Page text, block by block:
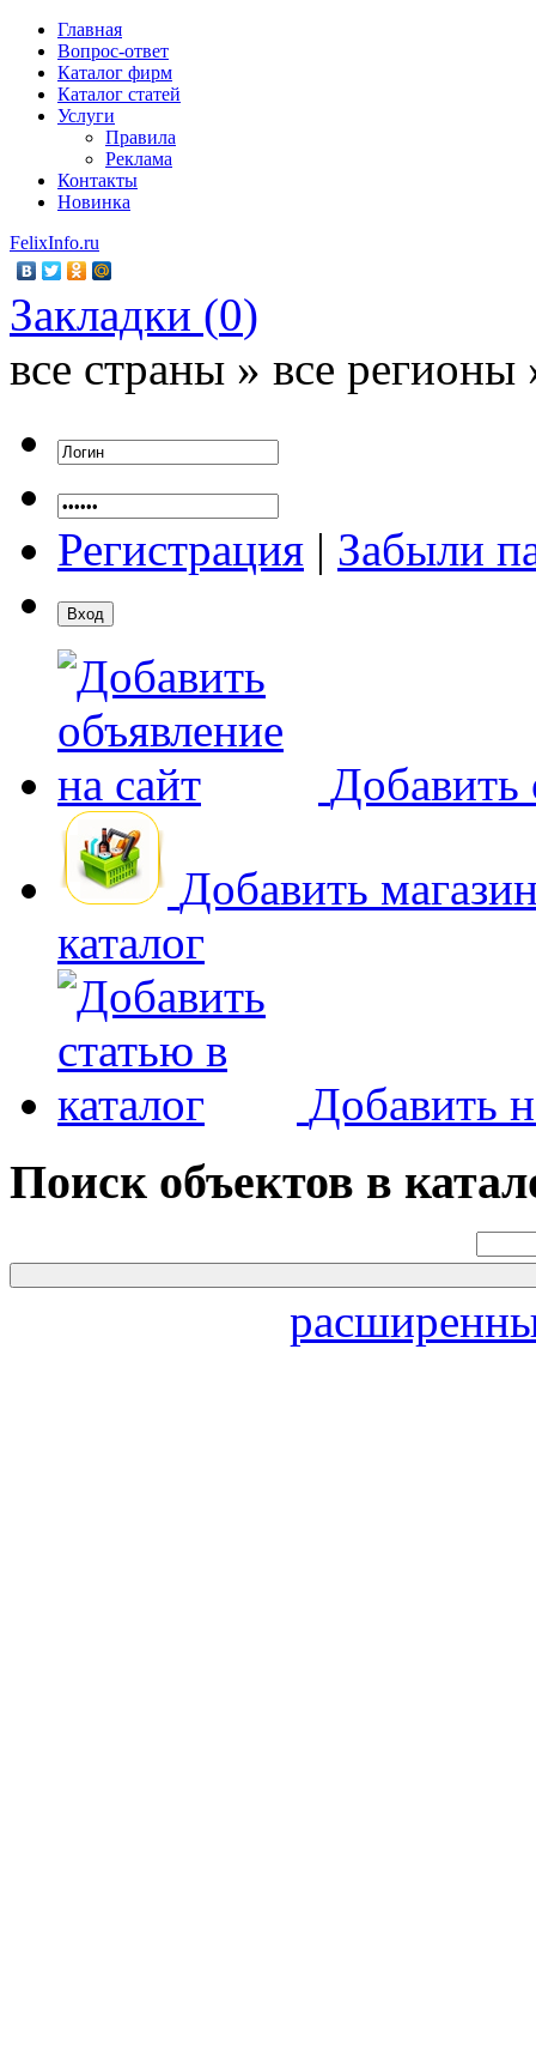
Главная
Вопрос-ответ
Каталог фирм
Каталог статей
Услуги
Правила
Реклама
Контакты
Новинка
FelixInfo.ru
Закладки (0)
все страны » все регионы
Регистрация | Забыли
Добавить
Добавить
каталог
Добавить
Поиск объектов в